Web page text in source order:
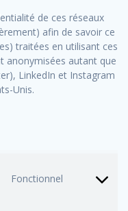
de ces réseaux
afin de savoir ce
traitées en utilisant ces
anonymisées autant que
LinkedIn et Instagram
Unis.
Fonctionnel
Consent